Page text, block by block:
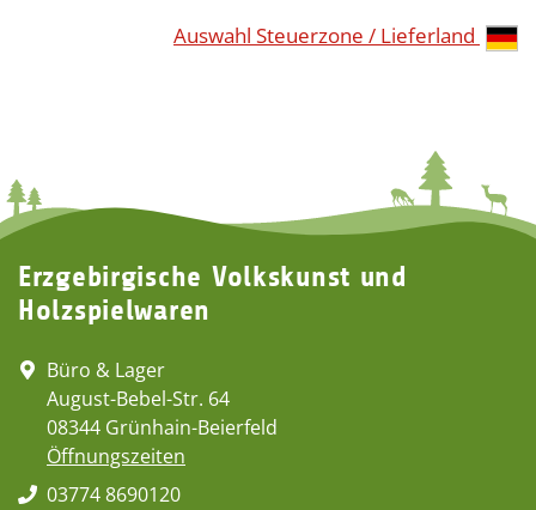
Auswahl Steuerzone / Lieferland
Erzgebirgische Volkskunst und
Holzspielwaren
Büro & Lager
August-Bebel-Str. 64
08344 Grünhain-Beierfeld
Öffnungszeiten
03774 8690120